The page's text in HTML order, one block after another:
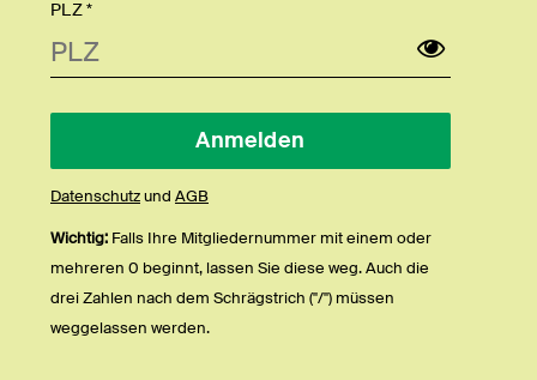
PLZ *
Datenschutzund AGB
Wichtig: Falls Ihre Mitgliedernummer mit einem oder
mehreren 0 beginnt, lassen Sie diese weg. Auch die
drei Zahlen nach dem Schrägstrich ("/") müssen
weggelassen werden.